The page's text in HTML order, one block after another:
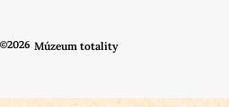
©2026 Múzeum totality